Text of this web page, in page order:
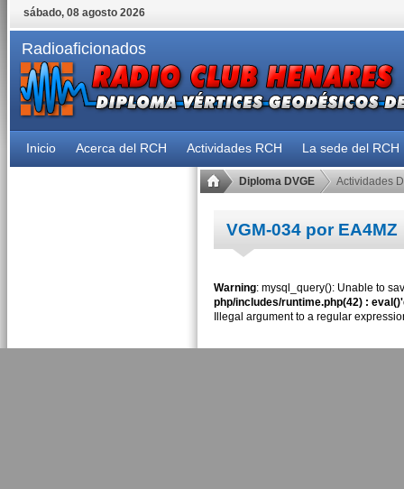
sábado, 08 agosto 2026
Radioaficionados
Inicio Acerca del RCH Actividades RCH La sede del RCH
Diploma DVGE Actividades
VGM-034 por EA4MZ
Warning: mysql_query(): Unable to
php/includes/runtime.php(42) :
Illegal argument to a regular